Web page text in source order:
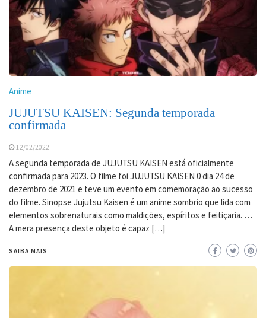
Anime
JUJUTSU KAISEN: Segunda temporada
confirmada
12/02/2022
A segunda temporada de JUJUTSU KAISEN está oficialmente
confirmada para 2023. O filme foi JUJUTSU KAISEN 0 dia 24 de
dezembro de 2021 e teve um evento em comemoração ao sucesso
do filme. Sinopse Jujutsu Kaisen é um anime sombrio que lida com
elementos sobrenaturais como maldições, espíritos e feitiçaria. …
A mera presença deste objeto é capaz […]
SAIBA MAIS